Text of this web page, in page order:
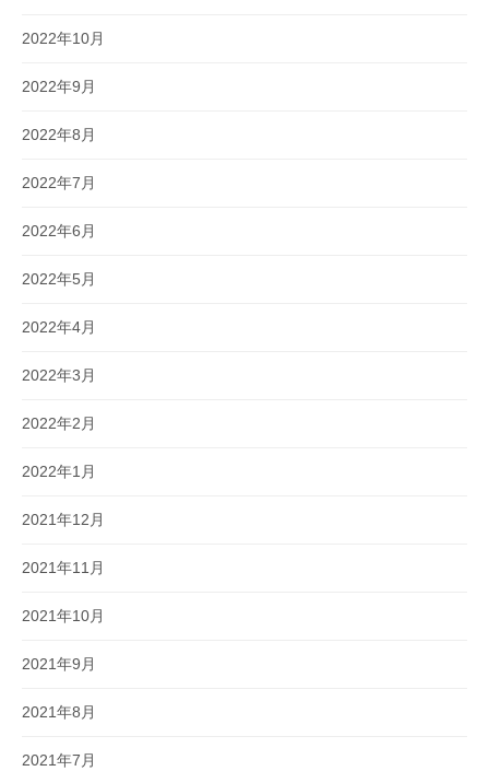
2022年10月
2022年9月
2022年8月
2022年7月
2022年6月
2022年5月
2022年4月
2022年3月
2022年2月
2022年1月
2021年12月
2021年11月
2021年10月
2021年9月
2021年8月
2021年7月